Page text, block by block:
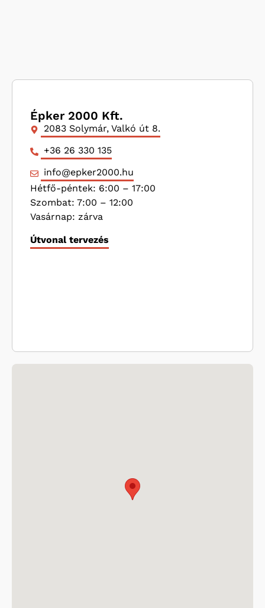
Épker 2000 Kft.
2083 Solymár, Valkó út 8.
+36 26 330 135
info@epker2000.hu
Hétfő-péntek: 6:00 – 17:00
Szombat: 7:00 – 12:00
Vasárnap: zárva
Útvonal tervezés